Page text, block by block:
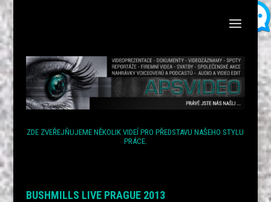
ZDE ZVEŘEJŇUJEME NĚKOLIK VIDEÍ PRO PŘEDSTAVU NAŠEHO STYLU
PRÁCE.
BUSHMILLS LIVE PRAGUE 2013